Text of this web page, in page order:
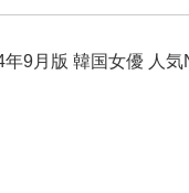
年9月版 韓国女優 人